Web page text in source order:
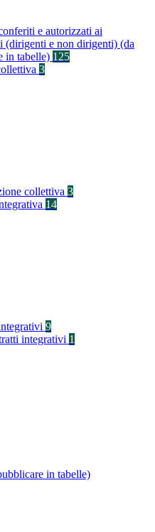
e autorizzati ai
(dirigenti e non dirigenti) (da
in tabelle) 125
3
collettiva 3
14
9
integrativi 1
in tabelle)